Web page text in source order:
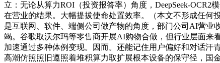
立：无论从算力ROI（投资报答率）角度，DeepSeek-
在营业的结果。大幅提拔使命处置效率。（本文不形成任何
是互联网、软件、端侧公司做产物的角度，部门公司AI营业
竭。谷歌取沃尔玛等零售商开展AI购物合做，但行业层面来
加速通过多种体例变现。因而。还能记住用户偏好和对话
高潮仿照照旧遵照着堆积算力取扩展根本设备的保守径，国